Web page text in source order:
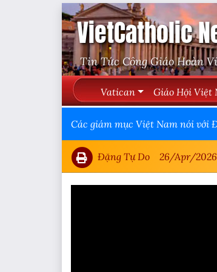
VietCatholic
Tin Tức Công Giáo Hoàn
Vatican Giáo Hội Việt
Các giám mục Việt Nam nói với
Đặng Tự Do 26/Apr/2026